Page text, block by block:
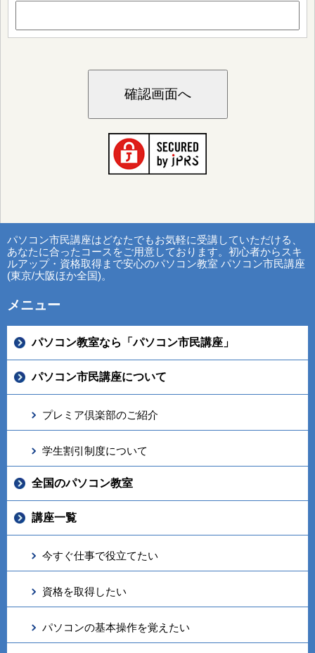
パソコン市民講座はどなたでもお気軽に受講していただける、
あなたに合ったコースをご用意しております。初心者からスキ
ルアップ・資格取得まで安心のパソコン教室 パソコン市民講座
(東京/大阪ほか全国)。
メニュー
パソコン教室なら「パソコン市民講座」
パソコン市民講座について
プレミア倶楽部のご紹介
学生割引制度について
全国のパソコン教室
講座一覧
今すぐ仕事で役立てたい
資格を取得したい
パソコンの基本操作を覚えたい